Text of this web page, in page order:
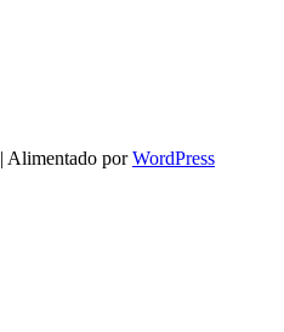
| Alimentado porWordPress